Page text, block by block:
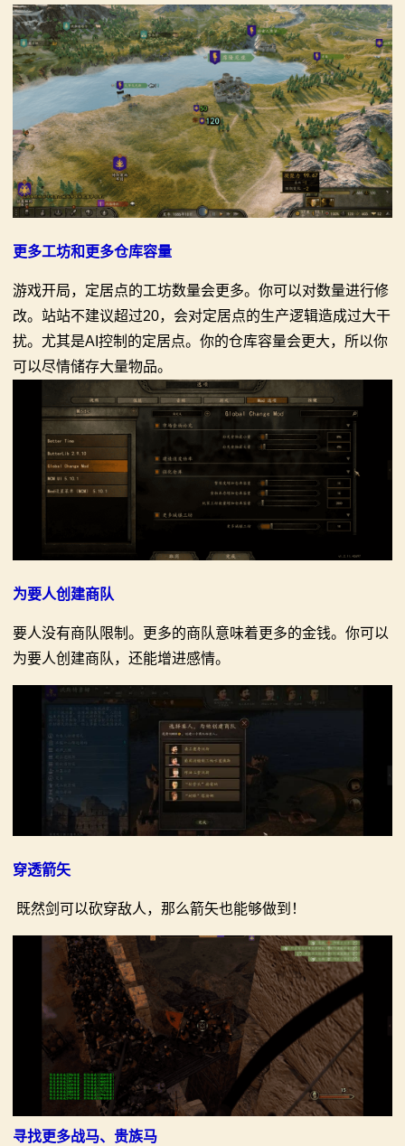
更多工坊和更多仓库容量
游戏开局，定居点的工坊数量会更多。你可以对数量进行修
改。站站不建议超过20，会对定居点的生产逻辑造成过大干
扰。尤其是AI控制的定居点。你的仓库容量会更大，所以你
可以尽情储存大量物品。
为要人创建商队
要人没有商队限制。更多的商队意味着更多的金钱。你可以
为要人创建商队，还能增进感情。
穿透箭矢
既然剑可以砍穿敌人，那么箭矢也能够做到！
寻找更多战马、贵族马